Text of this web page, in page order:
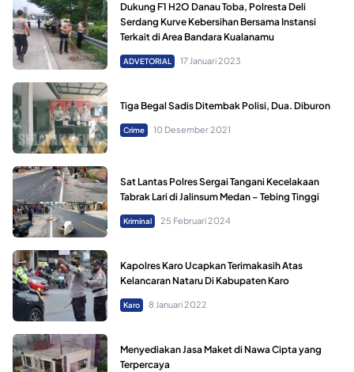
Dukung F1 H2O Danau Toba, Polresta Deli
Serdang Kurve Kebersihan Bersama Instansi
Terkait di Area Bandara Kualanamu
ADVETORIAL 17 Januari 2023
Tiga Begal Sadis Ditembak Polisi, Dua. Diburon
Crime 10 Desember 2021
Sat Lantas Polres Sergai Tangani Kecelakaan
Tabrak Lari di Jalinsum Medan – Tebing Tinggi
Kriminal 25 Februari 2024
Kapolres Karo Ucapkan Terimakasih Atas
Kelancaran Nataru Di Kabupaten Karo
Karo 8 Januari 2022
Menyediakan Jasa Maket di Nawa Cipta yang
Terpercaya